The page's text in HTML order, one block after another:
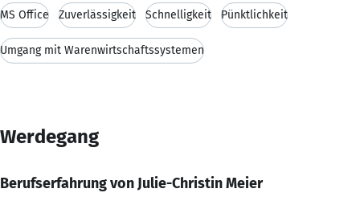
MS Office Zuverlässigkeit Schnelligkeit Pünktlichkeit
Umgang mit Warenwirtschaftssystemen
Werdegang
Berufserfahrung von Julie-Christin Meier